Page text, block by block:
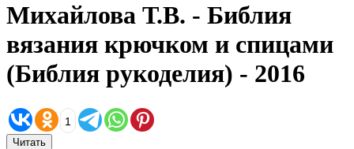
Михайлова Т.В. - Библия
вязания крючком и спицами
(Библия рукоделия) - 2016
1
Читать